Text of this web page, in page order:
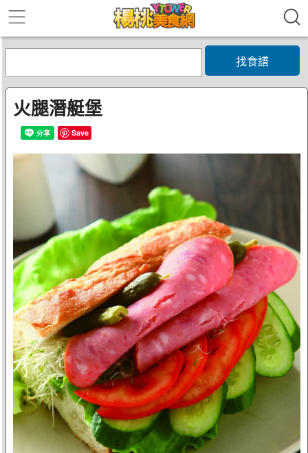
找食譜
火腿潛艇堡
Save